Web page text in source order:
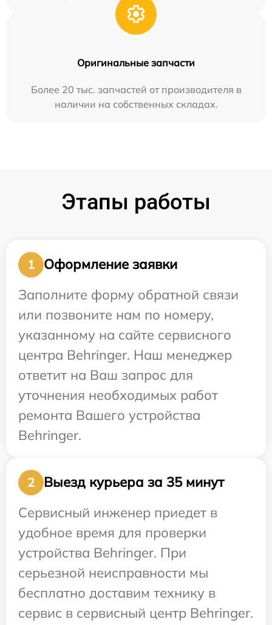
Оригинальные запчасти
Более 20 тыс. запчастей от производителя в
наличии на собственных складах.
Этапы работы
1
Оформление заявки
Заполните форму обратной связи
или позвоните нам по номеру,
указанному на сайте сервисного
центра Behringer. Наш менеджер
ответит на Ваш запрос для
уточнения необходимых работ
ремонта Вашего устройства
Behringer.
2
Выезд курьера за 35 минут
Сервисный инженер приедет в
удобное время для проверки
устройства Behringer. При
серьезной неисправности мы
бесплатно доставим технику в
сервис в сервисный центр Behringer.